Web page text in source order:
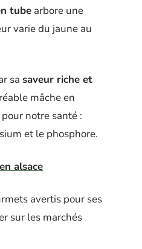
tube arbore une
varie du jaune au
sa saveur riche et
mâche en
notre santé :
et le phosphore.
alsace
avertis pour ses
sur les marchés